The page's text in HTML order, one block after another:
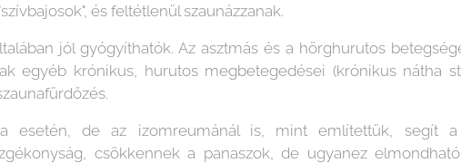
és feltétlenül szaunázzanak.
jól gyógyíthatók. Az asztmás és a hörghurutos
egyéb krónikus, hurutos megbetegedései (krónikus nátha
esetén, de az izomreumánál is, mint említettük, segít a
csökkennek a panaszok, de ugyanez